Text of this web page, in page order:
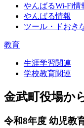
やんばるWi-Fi情
やんばる情報
ツール・ドおき
教育
生涯学習関連
学校教育関連
金武町役場か
令和8年度 幼児教